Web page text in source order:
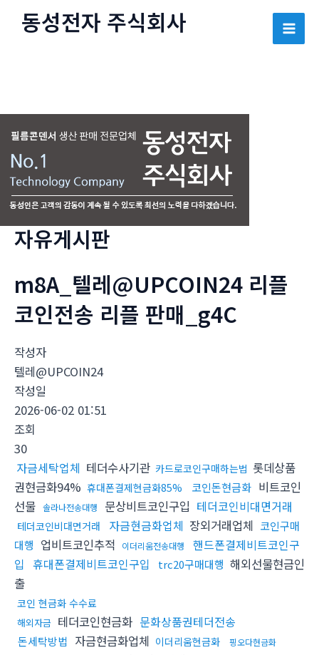
동성전자 주식회사
Main
자유게시판
m8A_텔레@UPCOIN24 리플
코인전송 리플 판매_g4C
작성자
텔레@UPCOIN24
작성일
2026-06-02 01:51
조회
30
자금세탁업체 테더수사기관 카드로코인구매하는법 롯데상품
권현금화94% 휴대폰결제현금화85% 코인돈현금화 비트코인
선물 솔라나전송대행 문상비트코인구입 테더코인비대면거래
테더코인비대면거래 자금현금화업체 장외거래업체 코인구매
대행 업비트코인추적 이더리움전송대행
핸드폰결제비트코인구
입 휴대폰결제비트코인구입 trc20구매대행 해외선물현금인
출
코인 현금화 수수료
해외자금 테더코인현금화 문화상품권테더전송
돈세탁방법 자금현금화업체 이더리움현금화 핑오다현금화